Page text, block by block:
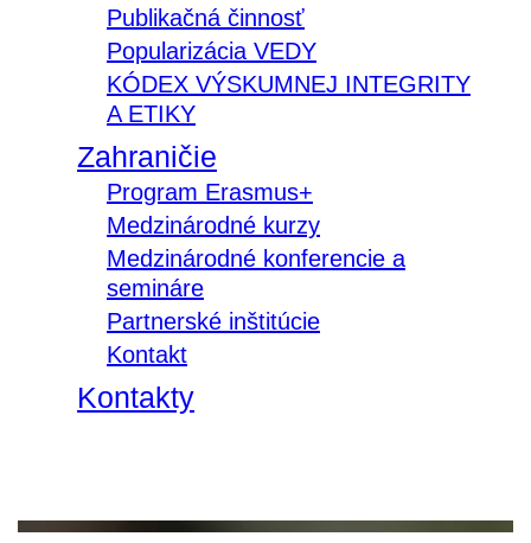
Publikačná činnosť
Popularizácia VEDY
KÓDEX VÝSKUMNEJ INTEGRITY
A ETIKY
Zahraničie
Program Erasmus+
Medzinárodné kurzy
Medzinárodné konferencie a
semináre
Partnerské inštitúcie
Kontakt
Kontakty